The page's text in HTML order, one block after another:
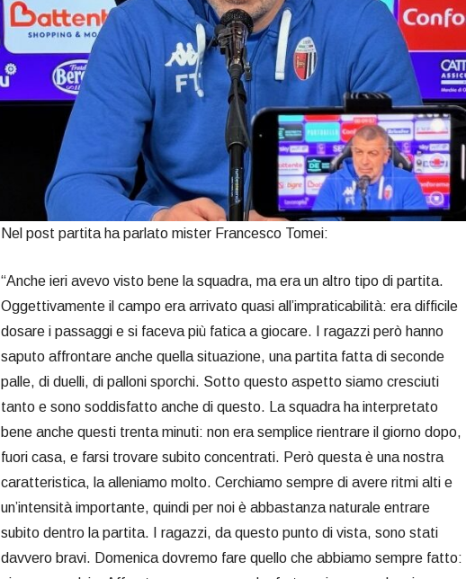
Nel post partita ha parlato mister Francesco Tomei:
“Anche ieri avevo visto bene la squadra, ma era un altro tipo di partita.
Oggettivamente il campo era arrivato quasi all’impraticabilità: era difficile
dosare i passaggi e si faceva più fatica a giocare. I ragazzi però hanno
saputo affrontare anche quella situazione, una partita fatta di seconde
palle, di duelli, di palloni sporchi. Sotto questo aspetto siamo cresciuti
tanto e sono soddisfatto anche di questo. La squadra ha interpretato
bene anche questi trenta minuti: non era semplice rientrare il giorno dopo,
fuori casa, e farsi trovare subito concentrati. Però questa è una nostra
caratteristica, la alleniamo molto. Cerchiamo sempre di avere ritmi alti e
un’intensità importante, quindi per noi è abbastanza naturale entrare
subito dentro la partita. I ragazzi, da questo punto di vista, sono stati
davvero bravi. Domenica dovremo fare quello che abbiamo sempre fatto: